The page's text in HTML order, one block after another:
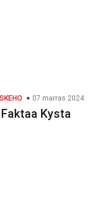
07 marras 2024
Kysta